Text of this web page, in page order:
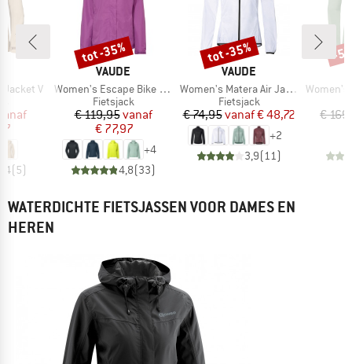
Jacket V
prijs
( 5)
MERK
VAUDE
Artikel
Women's Escape Bike Light Jacket
Productgroep
Fietsjack
Prijs
€ 119,95Verlaagde prijs
vanaf
€ 77,97
+4
4,8(33)
Korting
tot -35%
MERK
VAUDE
Artikel
Women's Matera Air Jacket
Productgroep
Fietsjack
Prijs
€ 74,95 Verlaagde prijs
vanaf€ 48,72
+2
3,9( 11)
Korting
tot -35%
Artikel
Women's
€
-
WATERDICHTE FIETSJASSEN VOOR DAMES EN
HEREN